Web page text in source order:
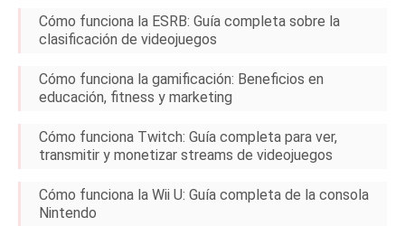
Cómo funciona la ESRB: Guía completa sobre la
clasificación de videojuegos
Cómo funciona la gamificación: Beneficios en
educación, fitness y marketing
Cómo funciona Twitch: Guía completa para ver,
transmitir y monetizar streams de videojuegos
Cómo funciona la Wii U: Guía completa de la consola
Nintendo